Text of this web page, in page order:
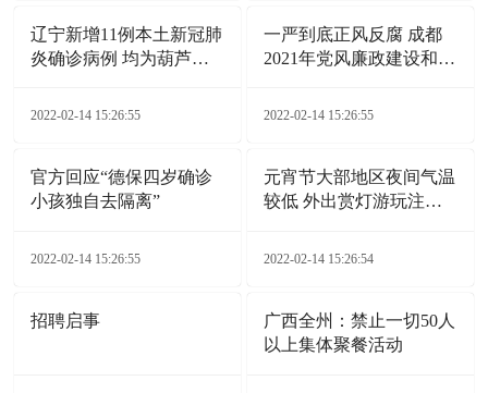
辽宁新增11例本土新冠肺
炎确诊病例 均为葫芦岛
2022-02-14 15:26:55
一严到底正风反腐 成都
2021年党风廉政建设和反
2022-02-14 15:26:55
官方回应“德保四岁确诊
小孩独自去隔离”
2022-02-14 15:26:55
元宵节大部地区夜间气温
较低 外出赏灯游玩注意
2022-02-14 15:26:54
招聘启事
广西全州：禁止一切50人
以上集体聚餐活动